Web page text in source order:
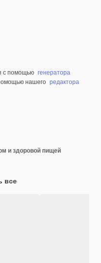
с помощью генератора
нашего редактора
и здоровой пищей
все